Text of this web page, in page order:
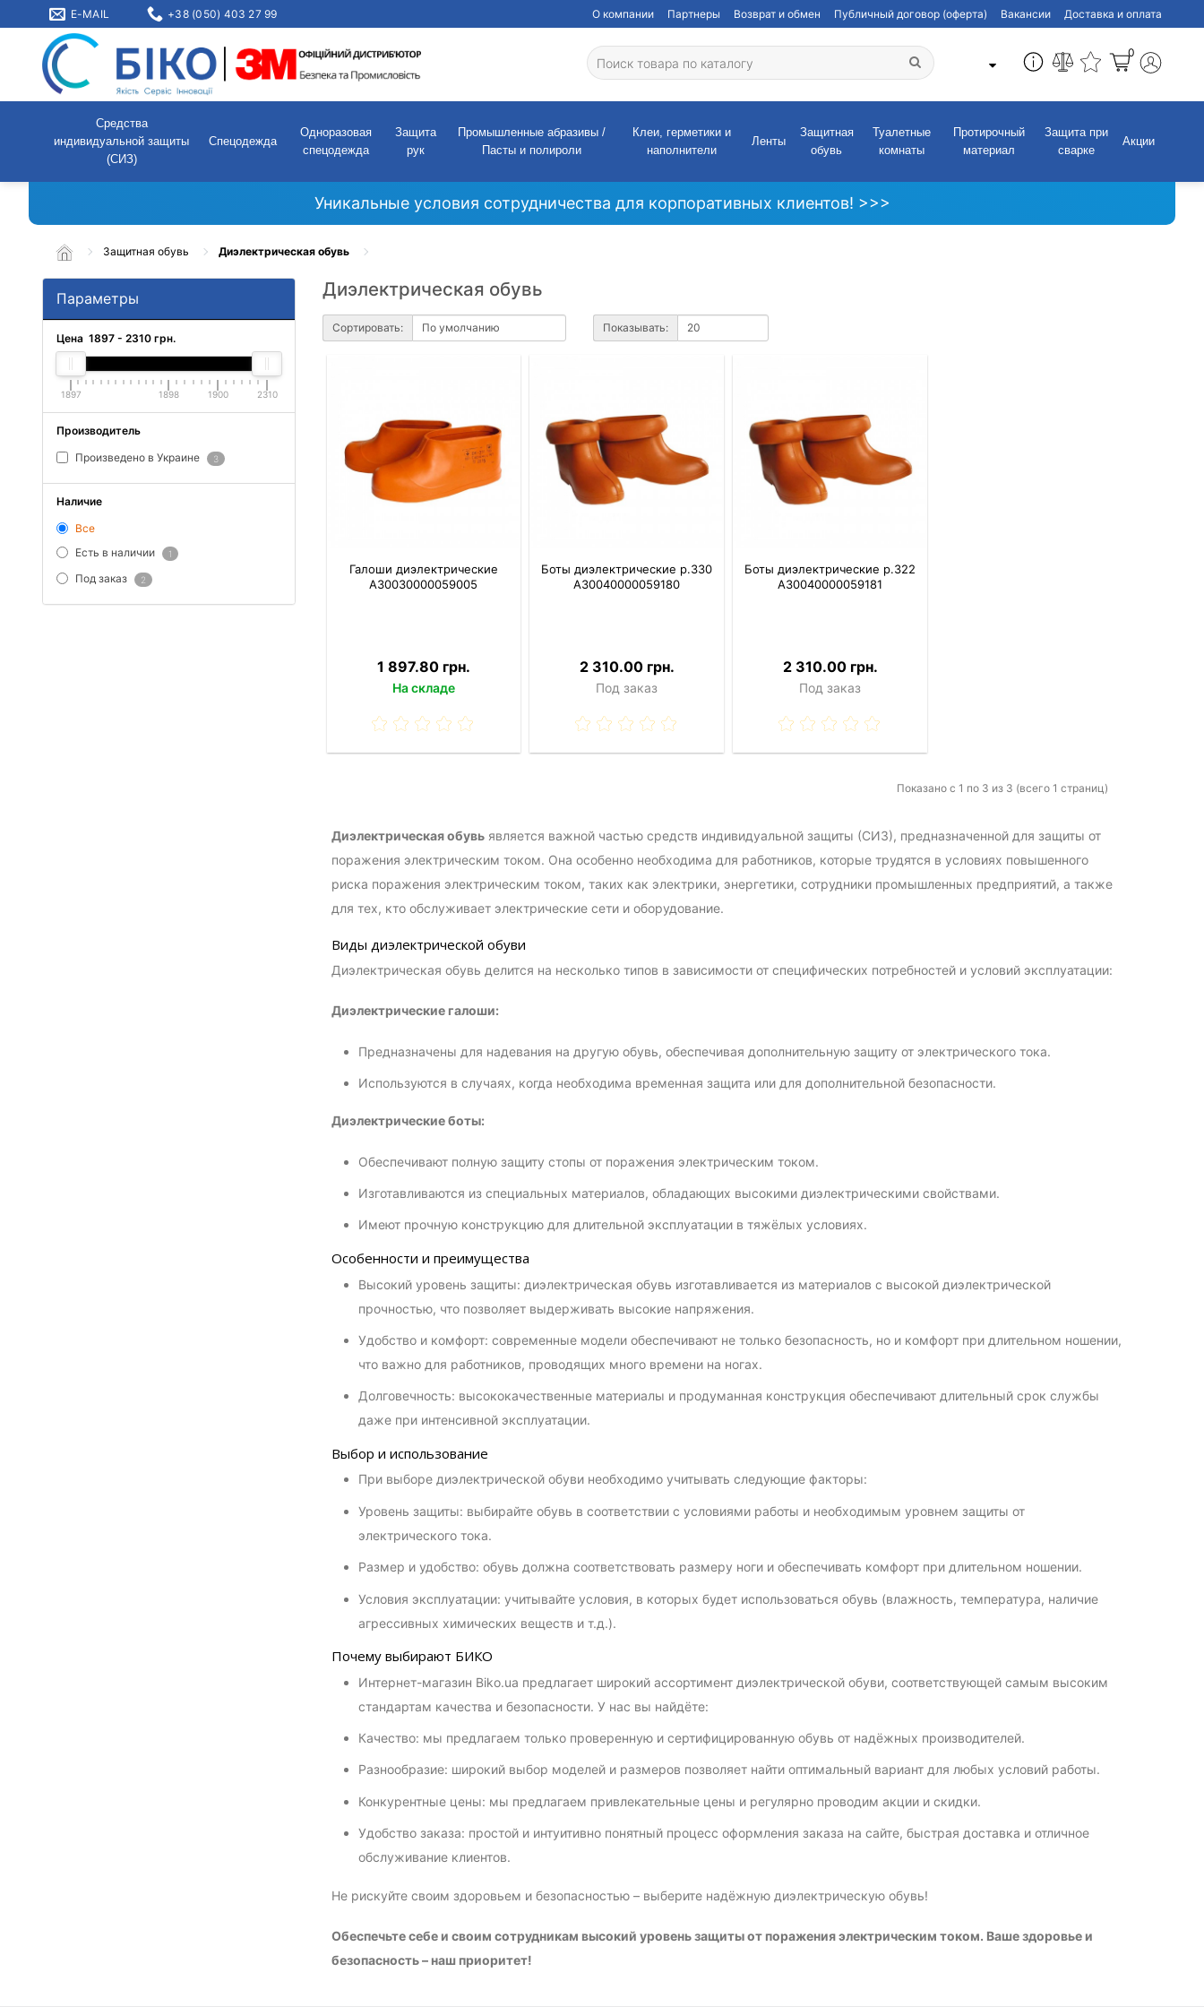
E-MAIL +38 (050) 403 27 99 О компании Партнеры Возврат и обмен Публичный договор (оферта) Вакансии Доставка и оплата
0
Средства
индивидуальной защиты
(СИЗ)
Спецодежда
Одноразовая
спецодежда
Защита
рук
Промышленные абразивы /
Пасты и полироли
Клеи, герметики и
наполнители
Ленты
Защитная
обувь
Туалетные
комнаты
Протирочный
материал
Защита при
сварке
Акции
Уникальные условия сотрудничества для корпоративных клиентов! >>>
Защитная обувь Диэлектрическая обувь
Параметры
Цена 1897 - 2310 грн.
1897 1898 1900 2310
Производитель
Произведено в Украине 3
Наличие
Все
Есть в наличии
1
Под заказ 2
Диэлектрическая обувь
Сортировать: Показывать:
Галоши диэлектрические
A30030000059005
1 897.80 грн.
На складе
Боты диэлектрические р.330
A30040000059180
2 310.00 грн.
Под заказ
Боты диэлектрические р.322
A30040000059181
2 310.00 грн.
Под заказ
Показано с 1 по 3 из 3 (всего 1 страниц)
Диэлектрическая обувьявляется важной частью средств индивидуальной защиты (СИЗ), предназначенной для защиты от
поражения электрическим током. Она особенно необходима для работников, которые трудятся в условиях повышенного
риска поражения электрическим током, таких как электрики, энергетики, сотрудники промышленных предприятий, а также
для тех, кто обслуживает электрические сети и оборудование.
Виды диэлектрической обуви
Диэлектрическая обувь делится на несколько типов в зависимости от специфических потребностей и условий эксплуатации:
Диэлектрические галоши:
Предназначены для надевания на другую обувь, обеспечивая дополнительную защиту от электрического тока.
Используются в случаях, когда необходима временная защита или для дополнительной безопасности.
Диэлектрические боты:
Обеспечивают полную защиту стопы от поражения электрическим током.
Изготавливаются из специальных материалов, обладающих высокими диэлектрическими свойствами.
Имеют прочную конструкцию для длительной эксплуатации в тяжёлых условиях.
Особенности и преимущества
Высокий уровень защиты: диэлектрическая обувь изготавливается из материалов с высокой диэлектрической
прочностью, что позволяет выдерживать высокие напряжения.
Удобство и комфорт: современные модели обеспечивают не только безопасность, но и комфорт при длительном ношении,
что важно для работников, проводящих много времени на ногах.
Долговечность: высококачественные материалы и продуманная конструкция обеспечивают длительный срок службы
даже при интенсивной эксплуатации.
Выбор и использование
При выборе диэлектрической обуви необходимо учитывать следующие факторы:
Уровень защиты: выбирайте обувь в соответствии с условиями работы и необходимым уровнем защиты от
электрического тока.
Размер и удобство: обувь должна соответствовать размеру ноги и обеспечивать комфорт при длительном ношении.
Условия эксплуатации: учитывайте условия, в которых будет использоваться обувь (влажность, температура, наличие
агрессивных химических веществ и т.д.).
Почему выбирают БИКО
Интернет-магазин Biko.ua предлагает широкий ассортимент диэлектрической обуви, соответствующей самым высоким
стандартам качества и безопасности. У нас вы найдёте:
Качество: мы предлагаем только проверенную и сертифицированную обувь от надёжных производителей.
Разнообразие: широкий выбор моделей и размеров позволяет найти оптимальный вариант для любых условий работы.
Конкурентные цены: мы предлагаем привлекательные цены и регулярно проводим акции и скидки.
Удобство заказа: простой и интуитивно понятный процесс оформления заказа на сайте, быстрая доставка и отличное
обслуживание клиентов.
Не рискуйте своим здоровьем и безопасностью – выберите надёжную диэлектрическую обувь!
Обеспечьте себе и своим сотрудникам высокий уровень защиты от поражения электрическим током. Ваше здоровье и
безопасность – наш приоритет!